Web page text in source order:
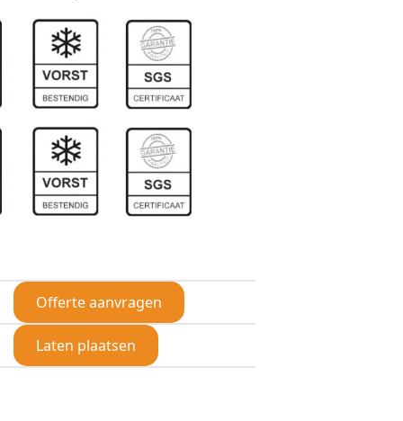
Offerte aanvragen
Laten plaatsen